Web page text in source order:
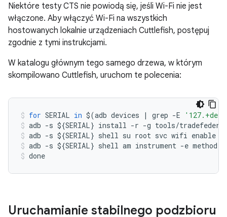
Niektóre testy CTS nie powiodą się, jeśli Wi-Fi nie jest
włączone. Aby włączyć Wi-Fi na wszystkich
hostowanych lokalnie urządzeniach Cuttlefish, postępuj
zgodnie z tymi instrukcjami.
W katalogu głównym tego samego drzewa, w którym
skompilowano Cuttlefish, uruchom te polecenia:
for SERIAL in $(adb devices | grep -E
adb -s ${SERIAL} install -r -g tools/
adb -s ${SERIAL} shell su root svc wifi enable
adb -s ${SERIAL} shell am instrument -e method
done
Uruchamianie stabilnego podzbioru